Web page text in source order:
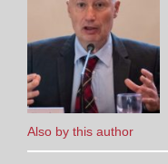
Also by this author